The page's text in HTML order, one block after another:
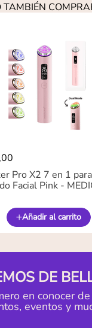
TAMBIÉN
,00
Pro X2 7 en 1 para
Facial Pink -
Añadir al carrito
DE
en conocer
eventos y